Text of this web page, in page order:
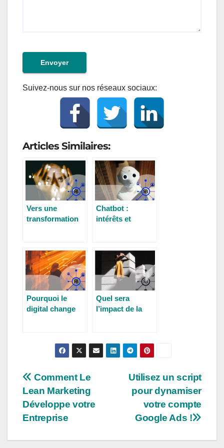
Envoyer
Suivez-nous sur nos réseaux sociaux:
Articles Similaires:
Vers une
transformation
Chatbot :
intérêts et
Pourquoi le
digital change
Quel sera
l’impact de la
Utilisez un script
pour dynamiser
votre compte
Google Ads !
Comment Le
Lean Marketing
Développe votre
Entreprise